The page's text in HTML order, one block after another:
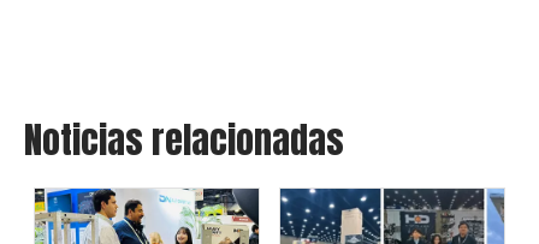
Noticias relacionadas